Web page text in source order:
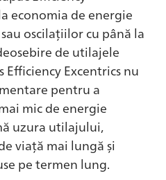
economia de energie
oscilațiilor cu până la
de utilajele
Efficiency Excentrics nu
pentru a
mic de energie
uzura utilajului,
viață mai lungă și
pe termen lung.